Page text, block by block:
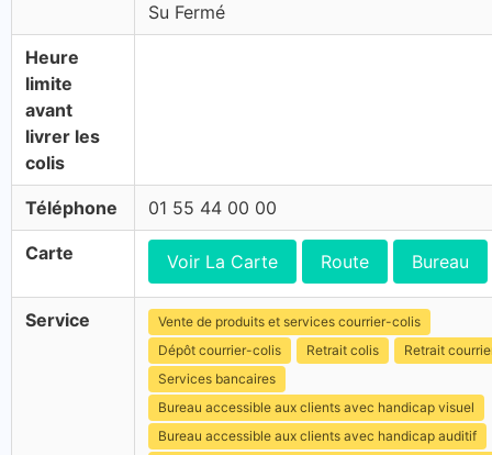
Su Fermé
Heure
limite
avant
livrer les
colis
Téléphone 01 55 44 00 00
Carte Voir La Carte Route Bureau
Service
Vente de produits et services courrier-colis
Dépôt courrier-colis
Retrait colis
Retrait
Services bancaires
Bureau accessible aux clients avec handicap visuel
Bureau accessible aux clients avec handicap auditif